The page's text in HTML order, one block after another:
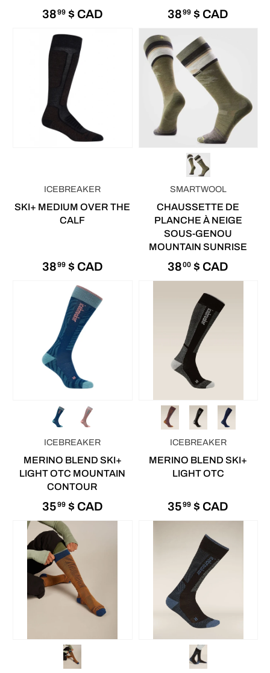
3899$ CAD 3899 $ CAD
ICEBREAKER
SKI+ MEDIUM OVER THE
CALF
3899$ CAD
SMARTWOOL
CHAUSSETTE DE
PLANCHE À NEIGE
SOUS-GENOU
MOUNTAIN SUNRISE
3800 $ CAD
ICEBREAKER
MERINO BLEND SKI+
LIGHT OTC MOUNTAIN
CONTOUR
3599$ CAD
ICEBREAKER
MERINO BLEND SKI+
LIGHT OTC
3599 $ CAD